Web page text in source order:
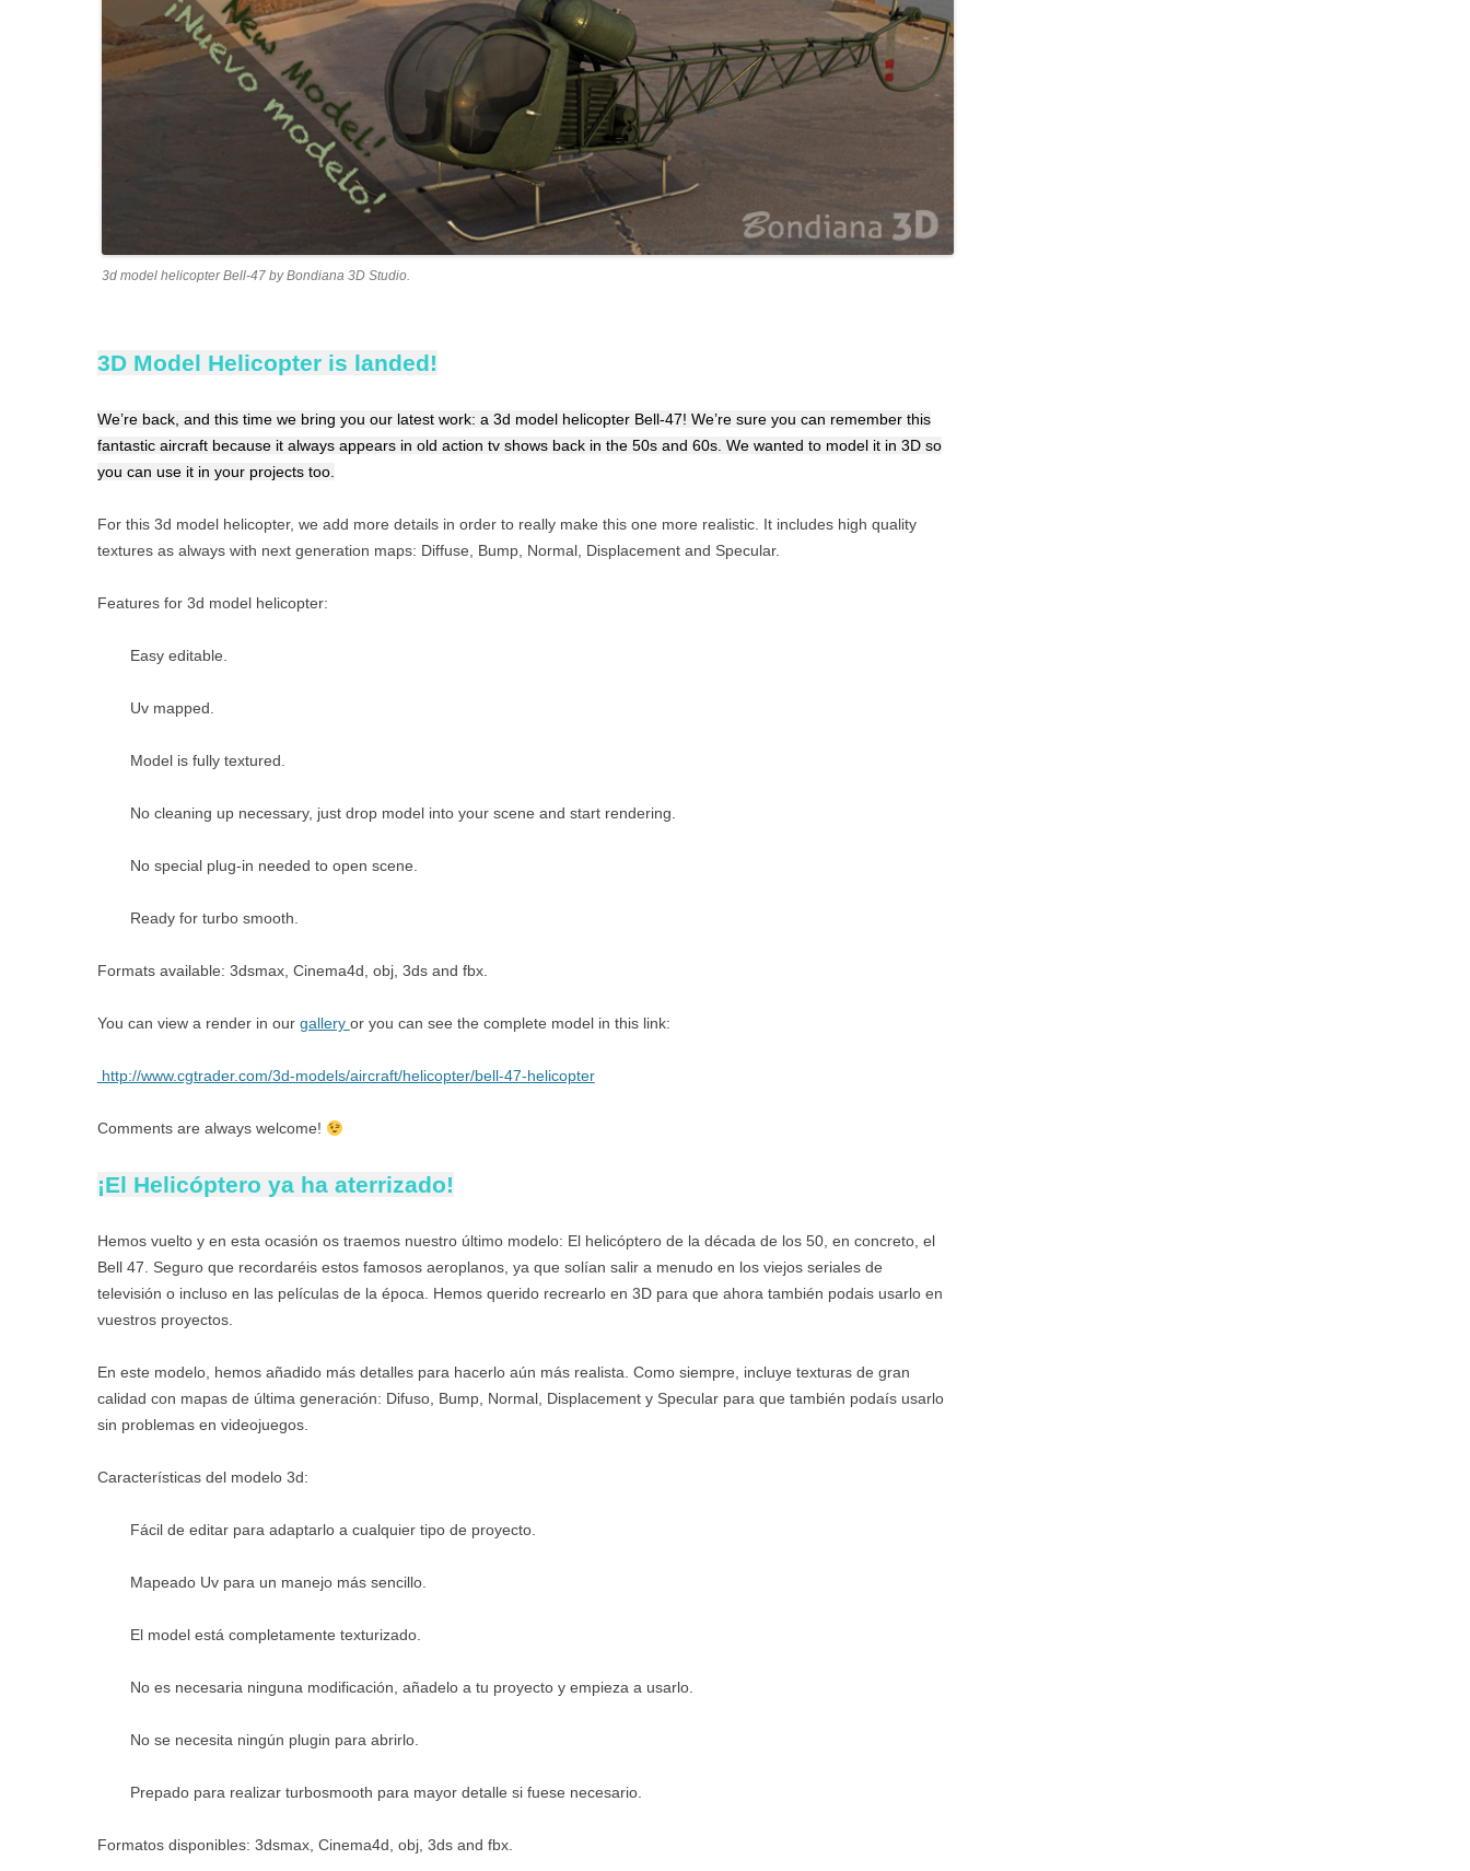
3d model helicopter Bell-47 by Bondiana 3D Studio.
3D Model Helicopter is landed!
We’re back, and this time we bring you our latest work: a 3d model helicopter Bell-47! We’re sure you can remember this
fantastic aircraft because it always appears in old action tv shows back in the 50s and 60s. We wanted to model it in 3D so
you can use it in your projects too.
For this 3d model helicopter, we add more details in order to really make this one more realistic. It includes high quality
textures as always with next generation maps: Diffuse, Bump, Normal, Displacement and Specular.
Features for 3d model helicopter:
Easy editable.
Uv mapped.
Model is fully textured.
No cleaning up necessary, just drop model into your scene and start rendering.
No special plug-in needed to open scene.
Ready for turbo smooth.
Formats available: 3dsmax, Cinema4d, obj, 3ds and fbx.
You can view a render in our gallery or you can see the complete model in this link:
http://www.cgtrader.com/3d-models/aircraft/helicopter/bell-47-helicopter
Comments are always welcome!
¡El Helicóptero ya ha aterrizado!
Hemos vuelto y en esta ocasión os traemos nuestro último modelo: El helicóptero de la década de los 50, en concreto, el
Bell 47. Seguro que recordaréis estos famosos aeroplanos, ya que solían salir a menudo en los viejos seriales de
televisión o incluso en las películas de la época. Hemos querido recrearlo en 3D para que ahora también podais usarlo en
vuestros proyectos.
En este modelo, hemos añadido más detalles para hacerlo aún más realista. Como siempre, incluye texturas de gran
calidad con mapas de última generación: Difuso, Bump, Normal, Displacement y Specular para que también podaís usarlo
sin problemas en videojuegos.
Características del modelo 3d:
Fácil de editar para adaptarlo a cualquier tipo de proyecto.
Mapeado Uv para un manejo más sencillo.
El model está completamente texturizado.
No es necesaria ninguna modificación, añadelo a tu proyecto y empieza a usarlo.
No se necesita ningún plugin para abrirlo.
Prepado para realizar turbosmooth para mayor detalle si fuese necesario.
Formatos disponibles: 3dsmax, Cinema4d, obj, 3ds and fbx.